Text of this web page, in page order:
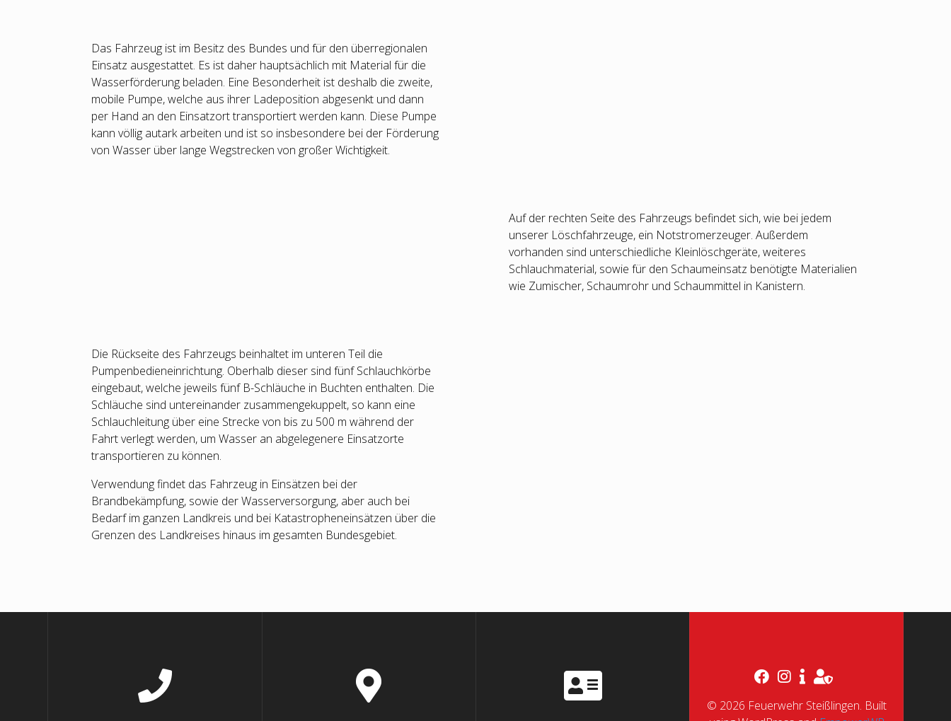
Das Fahrzeug ist im Besitz des Bundes und für den überregionalen
Einsatz ausgestattet. Es ist daher hauptsächlich mit Material für die
Wasserförderung beladen. Eine Besonderheit ist deshalb die zweite,
mobile Pumpe, welche aus ihrer Ladeposition abgesenkt und dann
per Hand an den Einsatzort transportiert werden kann. Diese Pumpe
kann völlig autark arbeiten und ist so insbesondere bei der Förderung
von Wasser über lange Wegstrecken von großer Wichtigkeit.
Auf der rechten Seite des Fahrzeugs befindet sich, wie bei jedem
unserer Löschfahrzeuge, ein Notstromerzeuger. Außerdem
vorhanden sind unterschiedliche Kleinlöschgeräte, weiteres
Schlauchmaterial, sowie für den Schaumeinsatz benötigte Materialien
wie Zumischer, Schaumrohr und Schaummittel in Kanistern.
Die Rückseite des Fahrzeugs beinhaltet im unteren Teil die
Pumpenbedieneinrichtung. Oberhalb dieser sind fünf Schlauchkörbe
eingebaut, welche jeweils fünf B-Schläuche in Buchten enthalten. Die
Schläuche sind untereinander zusammengekuppelt, so kann eine
Schlauchleitung über eine Strecke von bis zu 500 m während der
Fahrt verlegt werden, um Wasser an abgelegenere Einsatzorte
transportieren zu können.
Verwendung findet das Fahrzeug in Einsätzen bei der
Brandbekämpfung, sowie der Wasserversorgung, aber auch bei
Bedarf im ganzen Landkreis und bei Katastropheneinsätzen über die
Grenzen des Landkreises hinaus im gesamten Bundesgebiet.
© 2026 Feuerwehr Steißlingen. Built